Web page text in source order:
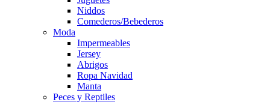
Niddos
Comederos/Bebederos
Moda
Impermeables
Jersey
Abrigos
Ropa Navidad
Manta
Peces y Reptiles